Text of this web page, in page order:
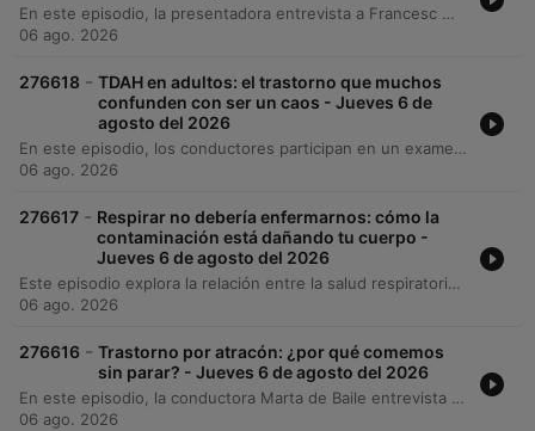
En este episodio, la presentadora entrevista a Francesc Miralles sobre su libro 'Ikigai', explorando el concepto japonés del propósito de vida y sus cuatro pilares fundamentales: lo que amas, en lo que eres bueno, por lo que te pueden pagar y lo que el mundo necesita. Asimismo, se analiza cómo encontrar y redefinir este propósito a través de la exploración y la acción. La conversación aborda la importancia de la reinvención ante las crisis vitales y la idea de que el Ikigai es un elemento mutable que evoluciona con nuestras etapas de vida.
06 ago. 2026
276618 - TDAH en adultos: el trastorno que muchos
confunden con ser un caos - Jueves 6 de
agosto del 2026
En este episodio, los conductores participan en un examen médico sorpresa sobre cirugía y alergias antes de profundizar en la evaluación de síntomas de TDAH en adultos. A través de una escala de autorreporte, se analizan las manifestaciones del trastorno, como la dificultad para esperar, la impulsividad y el hiperfoco. El programa explora la neurociencia detrás del TDAH, detallando la hiperactividad de la red por defecto y las estrategias compensatorias como el hiperperfeccionismo. Finalmente, se discuten los tratamientos farmacológicos y conductuales, subrayando la importancia de un diagnóstico profesional para prevenir consecuencias como la ansiedad y la depresión.
06 ago. 2026
276617 - Respirar no debería enfermarnos: cómo la
contaminación está dañando tu cuerpo -
Jueves 6 de agosto del 2026
Este episodio explora la relación entre la salud respiratoria y los factores ambientales, comenzando con una dinámica de dicción para ilustrar la coordinación motora. Los especialistas analizan cómo la contaminación por micropartículas PM2.5, las emisiones volcánicas y el cambio climático incrementan los riesgos de enfermedades como asma, rinitis y cáncer de pulmón. Además, se discute la importancia de no normalizar síntomas crónicos y cómo factores como el reflujo gastroesofágico pueden afectar las vías respiratorias. El panel concluye respondiendo dudas de la audiencia sobre alergias infantiles, diagnósticos precisos y casos médicos complejos.
06 ago. 2026
276616 - Trastorno por atracón: ¿por qué comemos
sin parar? - Jueves 6 de agosto del 2026
En este episodio, la conductora Marta de Baile entrevista al Dr. Armando Barriguete para profundizar en el trastorno por atracón (binge eating) y su estrecha relación con la obesidad. Se analizan las características fisiológicas y emocionales de este trastorno, diferenciándolo de la gula y explorando cómo el entorno obesogénico y los mecanismos de regulación emocional influyen en los hábitos alimenticios. El Dr. Barriguete detalla el ciclo de pérdida de control vinculado a las emociones y la importancia de un abordaje profesional multidisciplinario. Se enfatiza que el tratamiento debe centrarse en entender la raíz emocional del comportamiento antes de recurrir a restricciones dietéticas.
06 ago. 2026